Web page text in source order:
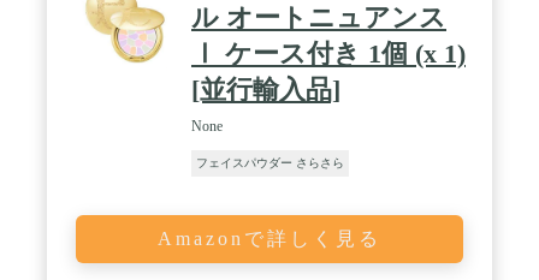
ル オートニュアンス
Ⅰ ケース付き 1個 (x 1)
[並行輸入品]
None
フェイスパウダー さらさら
Amazonで詳しく見る